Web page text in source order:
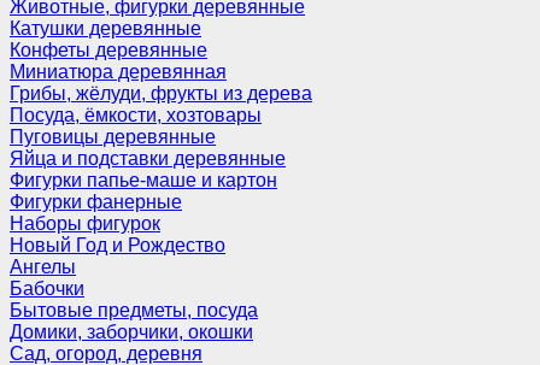
Животные, фигурки деревянные
Катушки деревянные
Конфеты деревянные
Миниатюра деревянная
Грибы, жёлуди, фрукты из дерева
Посуда, ёмкости, хозтовары
Пуговицы деревянные
Яйца и подставки деревянные
Фигурки папье-маше и картон
Фигурки фанерные
Наборы фигурок
Новый Год и Рождество
Ангелы
Бабочки
Бытовые предметы, посуда
Домики, заборчики, окошки
Сад, огород, деревня